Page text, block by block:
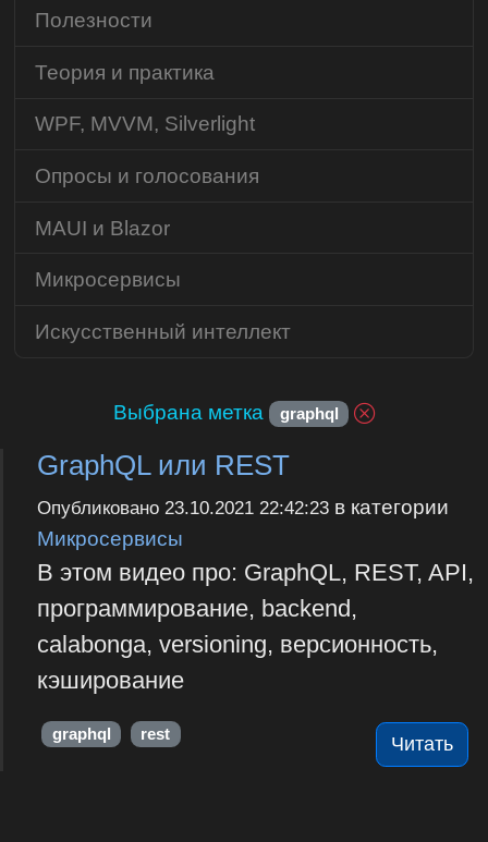
Выбрана метка graphql
GraphQL или REST
Опубликовано 23.10.2021 22:42:23в категории
Микросервисы
В этом видео про: GraphQL, REST, API,
программирование, backend,
calabonga, versioning, версионность,
кэширование
Читать
graphql rest
Полезности
Теория и практика
WPF, MVVM, Silverlight
Опросы и голосования
MAUI и Blazor
Микросервисы
Искусственный интеллект